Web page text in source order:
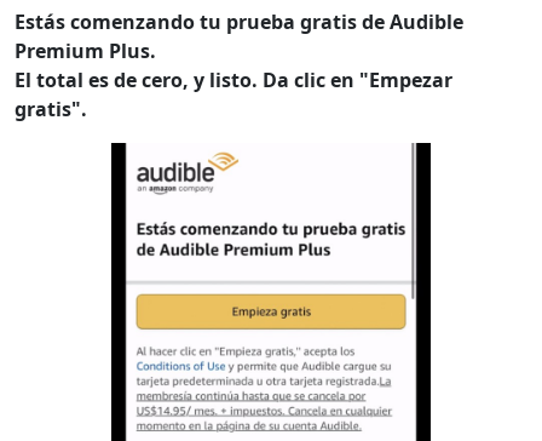
Estás comenzando tu prueba gratis de Audible
Premium Plus.
El total es de cero, y listo. Da clic en "Empezar
gratis".